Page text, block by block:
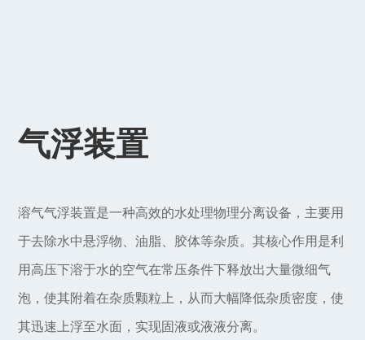
气浮装置
溶气气浮装置是一种高效的水处理物理分离设备，主要用
于去除水中悬浮物、油脂、胶体等杂质。其核心作用是利
用高压下溶于水的空气在常压条件下释放出大量微细气
泡，使其附着在杂质颗粒上，从而大幅降低杂质密度，使
其迅速上浮至水面，实现固液或液液分离。